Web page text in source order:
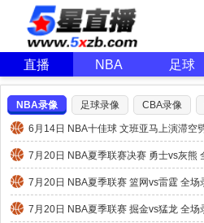
直播 NBA 足球
NBA录像 足球录像 CBA录像
6月14日 NBA十佳球 文班亚马上演滞空
7月20日 NBA夏季联赛决赛 勇士vs灰熊
7月20日 NBA夏季联赛 篮网vs雷霆 全场
7月20日 NBA夏季联赛 掘金vs猛龙 全场